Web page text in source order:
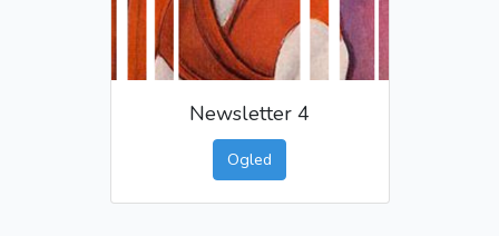
Newsletter 4
Ogled